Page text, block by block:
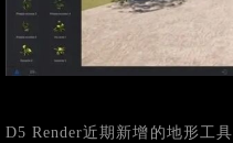
D5 Render近期新增的地形工